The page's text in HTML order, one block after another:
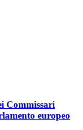
Commissari
europeo